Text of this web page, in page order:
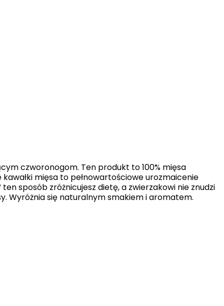
czworonogom. Ten produkt to 100% mięsa
mięsa to pełnowartościowe urozmaicenie
sposób zróżnicujesz dietę, a zwierzakowi nie znudzi
Wyróżnia się naturalnym smakiem i aromatem.
strony trzeciej.